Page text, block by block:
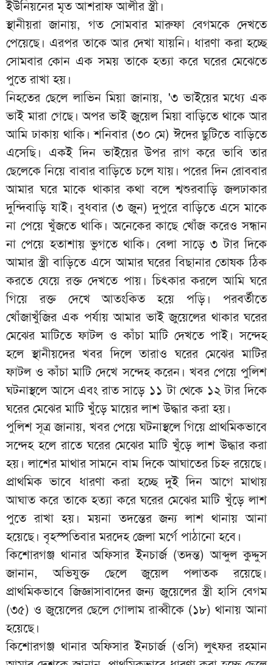
ইউনিয়নের মৃত আশরাফ আলীর স্ত্রী।
স্থানীয়রা জানায়, গত সোমবার মারুফা বেগমকে দেখতে
পেয়েছে। এরপর তাকে আর দেখা যায়নি। ধারণা করা হচ্ছে
সোমবার কোন এক সময় তাকে হত্যা করে ঘরের মেঝেতে
পুতে রাখা হয়।
নিহতের ছেলে লাভিন মিয়া জানায়, '৩ ভাইয়ের মধ্যে এক
ভাই মারা গেছে। অপর ভাই জুয়েল মিয়া বাড়িতে থাকে আর
আমি ঢাকায় থাকি। শনিবার (৩০ মে) ঈদের ছুটিতে বাড়িতে
এসেছি। একই দিন ভাইয়ের উপর রাগ করে ভাবি তার
ছেলেকে নিয়ে বাবার বাড়িতে চলে যায়। পরের দিন রোববার
আমার ঘরে মাকে থাকার কথা বলে শ্বশুরবাড়ি জলঢাকার
দুন্দিবাড়ি যাই। বুধবার (৩ জুন) দুপুরে বাড়িতে এসে মাকে
না পেয়ে খুঁজতে থাকি। অনেকের কাছে খোঁজ করেও সন্ধান
না পেয়ে হতাশায় ভুগতে থাকি। বেলা সাড়ে ৩ টার দিকে
আমার স্ত্রী বাড়িতে এসে আমার ঘরের বিছানার তোষক ঠিক
করতে যেয়ে রক্ত দেখতে পায়। চিৎকার করলে আমি ঘরে
গিয়ে রক্ত দেখে আতংকিত হয়ে পড়ি। পরবর্তীতে
খোঁজাখুঁজির এক পর্যায় আমার ভাই জুয়েলের থাকার ঘরের
মেঝের মাটিতে ফাটল ও কাঁচা মাটি দেখতে পাই। সন্দেহ
হলে স্থানীয়দের খবর দিলে তারাও ঘরের মেঝের মাটির
ফাটল ও কাঁচা মাটি দেখে সন্দেহ করেন। খবর পেয়ে পুলিশ
ঘটনাস্থলে আসে এবং রাত সাড়ে ১১ টা থেকে ১২ টার দিকে
ঘরের মেঝের মাটি খুঁড়ে মায়ের লাশ উদ্ধার করা হয়।
পুলিশ সূত্র জানায়, খবর পেয়ে ঘটনাস্থলে গিয়ে প্রাথমিকভাবে
সন্দেহ হলে রাতে ঘরের মেঝের মাটি খুঁড়ে লাশ উদ্ধার করা
হয়। লাশের মাথার সামনে বাম দিকে আঘাতের চিহ্ন রয়েছে।
প্রাথমিক ভাবে ধারণা করা হচ্ছে দুই দিন আগে মাথায়
আঘাত করে তাকে হত্যা করে ঘরের মেঝের মাটি খুঁড়ে লাশ
পুতে রাখা হয়। ময়না তদন্তের জন্য লাশ থানায় আনা
হয়েছে। বৃহস্পতিবার মরদেহ জেলা মর্গে পাঠানো হবে।
কিশোরগঞ্জ থানার অফিসার ইনচার্জ (তদন্ত) আব্দুল কুদ্দুস
জানান, অভিযুক্ত ছেলে জুয়েল পলাতক রয়েছে।
প্রাথমিকভাবে জিজ্ঞাসাবাদের জন্য জুয়েলের স্ত্রী হাসি বেগম
(৩৫) ও জুয়েলের ছেলে গোলাম রাব্বীকে (১৮) থানায় আনা
হয়েছে।
কিশোরগঞ্জ থানার অফিসার ইনচার্জ (ওসি) লুৎফর রহমান